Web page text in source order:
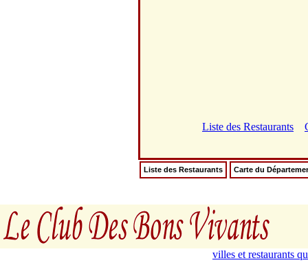
Liste des Restaurants
Liste des Restaurants Carte du
villes et restaurants